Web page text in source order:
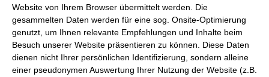
Website von Ihrem Browser übermittelt werden. Die
gesammelten Daten werden für eine sog. Onsite-Optimierung
genutzt, um Ihnen relevante Empfehlungen und Inhalte beim
Besuch unserer Website präsentieren zu können. Diese Daten
dienen nicht Ihrer persönlichen Identifizierung, sondern alleine
einer pseudonymen Auswertung Ihrer Nutzung der Website (z.B.